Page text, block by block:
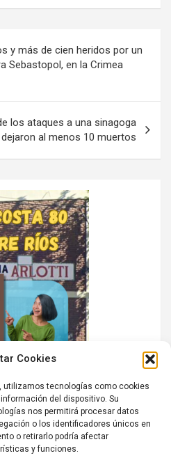
Cookies
utilizamos tecnologías como cookies
del dispositivo. Su
nos permitirá procesar datos
o los identificadores únicos en
o retirarlo podría afectar
y funciones.
y más de cien heridos por un
Sebastopol, en la Crimea
los ataques a una sinagoga
al menos 10 muertos